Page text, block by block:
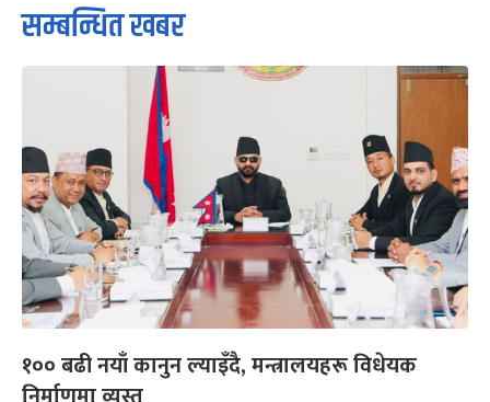
सम्बन्धित खबर
१०० बढी नयाँ कानुन ल्याइँदै, मन्त्रालयहरू विधेयक